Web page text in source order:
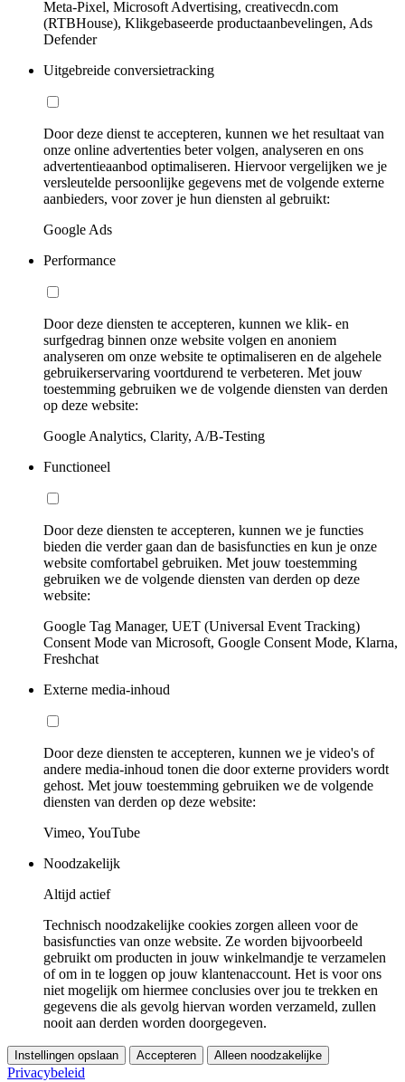
Meta-Pixel, Microsoft Advertising, creativecdn.com
(RTBHouse), Klikgebaseerde productaanbevelingen, Ads
Defender
Uitgebreide conversietracking
Door deze dienst te accepteren, kunnen we het resultaat van
onze online advertenties beter volgen, analyseren en ons
advertentieaanbod optimaliseren. Hiervoor vergelijken we je
versleutelde persoonlijke gegevens met de volgende externe
aanbieders, voor zover je hun diensten al gebruikt:
Google Ads
Performance
Door deze diensten te accepteren, kunnen we klik- en
surfgedrag binnen onze website volgen en anoniem
analyseren om onze website te optimaliseren en de algehele
gebruikerservaring voortdurend te verbeteren. Met jouw
toestemming gebruiken we de volgende diensten van derden
op deze website:
Google Analytics, Clarity, A/B-Testing
Functioneel
Door deze diensten te accepteren, kunnen we je functies
bieden die verder gaan dan de basisfuncties en kun je onze
website comfortabel gebruiken. Met jouw toestemming
gebruiken we de volgende diensten van derden op deze
website:
Google Tag Manager, UET (Universal Event Tracking)
Consent Mode van Microsoft, Google Consent Mode, Klarna,
Freshchat
Externe media-inhoud
Door deze diensten te accepteren, kunnen we je video's of
andere media-inhoud tonen die door externe providers wordt
gehost. Met jouw toestemming gebruiken we de volgende
diensten van derden op deze website:
Vimeo, YouTube
Noodzakelijk
Altijd actief
Technisch noodzakelijke cookies zorgen alleen voor de
basisfuncties van onze website. Ze worden bijvoorbeeld
gebruikt om producten in jouw winkelmandje te verzamelen
of om in te loggen op jouw klantenaccount. Het is voor ons
niet mogelijk om hiermee conclusies over jou te trekken en
gegevens die als gevolg hiervan worden verzameld, zullen
nooit aan derden worden doorgegeven.
Instellingen opslaan Accepteren Alleen noodzakelijke
Privacybeleid